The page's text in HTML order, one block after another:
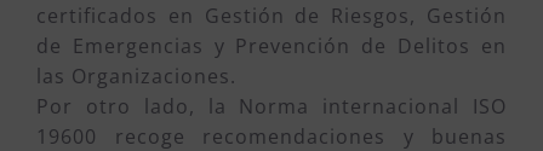
certificados en Gestión de Riesgos, Gestión
de Emergencias y Prevención de Delitos en
las Organizaciones.
Por otro lado, la Norma internacional ISO
19600 recoge recomendaciones y buenas